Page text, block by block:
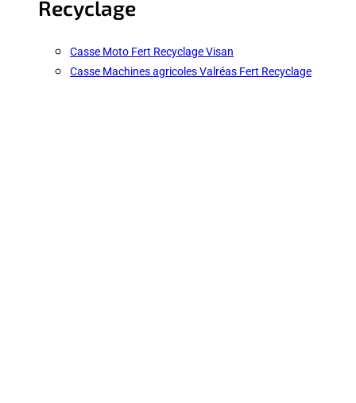
Recyclage
Casse Moto Fert Recyclage Visan
Casse Machines agricoles Valréas Fert Recyclage